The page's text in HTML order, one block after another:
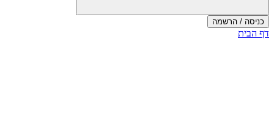
כניסה / הרשמה
סוף
דף הבית